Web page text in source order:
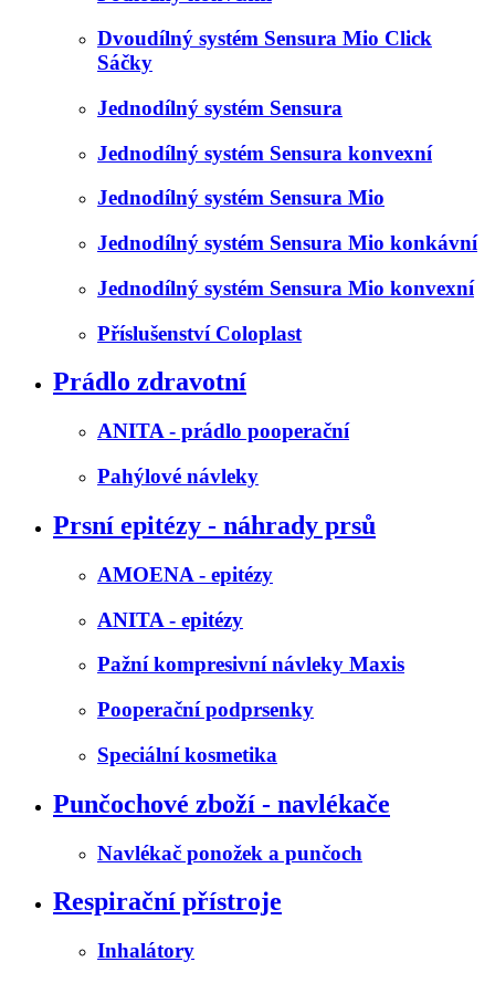
Dvoudílný systém Sensura Mio Click
Sáčky
Jednodílný systém Sensura
Jednodílný systém Sensura konvexní
Jednodílný systém Sensura Mio
Jednodílný systém Sensura Mio konkávní
Jednodílný systém Sensura Mio konvexní
Příslušenství Coloplast
Prádlo zdravotní
ANITA - prádlo pooperační
Pahýlové návleky
Prsní epitézy - náhrady prsů
AMOENA - epitézy
ANITA - epitézy
Pažní kompresivní návleky Maxis
Pooperační podprsenky
Speciální kosmetika
Punčochové zboží - navlékače
Navlékač ponožek a punčoch
Respirační přístroje
Inhalátory